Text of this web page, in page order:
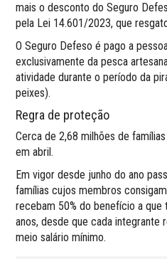
mais o desconto do Seguro
pela Lei 14.601/2023, que
O Seguro Defeso é pago a
exclusivamente da pesca
atividade durante o período da
peixes).
Regra de proteção
Cerca de 2,68 milhões de
em abril.
Em vigor desde junho do ano
famílias cujos membros
recebam 50% do benefício a
anos, desde que cada integrante
meio salário mínimo.